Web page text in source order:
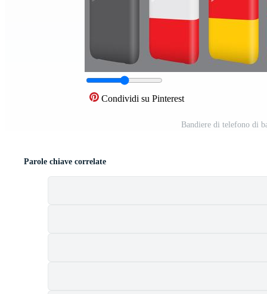
Condividi su Pinterest
Bandiere di telefono di
Parole chiave correlate